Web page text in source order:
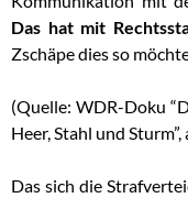
Das hat mit
Zschäpe dies so
(Quelle: WDR-Doku
Heer, Stahl und
Das sich die